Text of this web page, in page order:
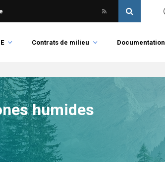
Contrats de milieu Documentation
humides